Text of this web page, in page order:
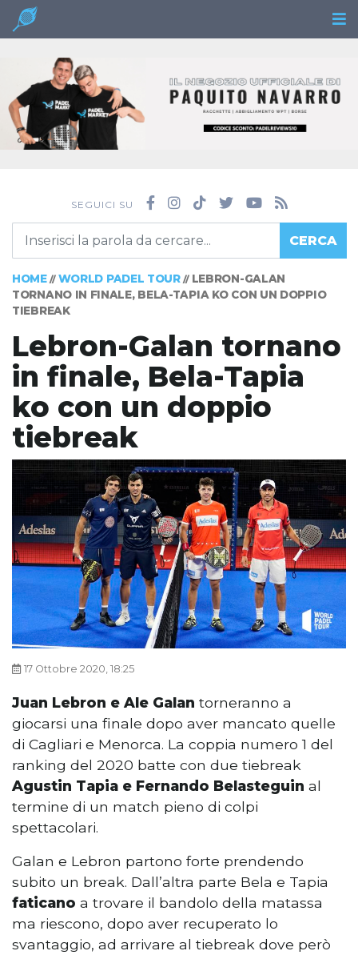
SEGUICI SU
CERCA
HOME// WORLD PADEL TOUR// LEBRON-GALAN
TORNANO IN FINALE, BELA-TAPIA KO CON UN DOPPIO
TIEBREAK
Lebron-Galan tornano
in finale, Bela-Tapia
ko con un doppio
tiebreak
17 Ottobre 2020, 18:25
Juan Lebron e Ale Galan torneranno a
giocarsi una finale dopo aver mancato quelle
di Cagliari e Menorca. La coppia numero 1 del
ranking del 2020 batte con due tiebreak
Agustin Tapia e Fernando Belasteguin al
termine di un match pieno di colpi
spettacolari.
Galan e Lebron partono forte prendendo
subito un break. Dall’altra parte Bela e Tapia
faticano a trovare il bandolo della matassa
ma riescono, dopo aver recuperato lo
svantaggio, ad arrivare al tiebreak dove però